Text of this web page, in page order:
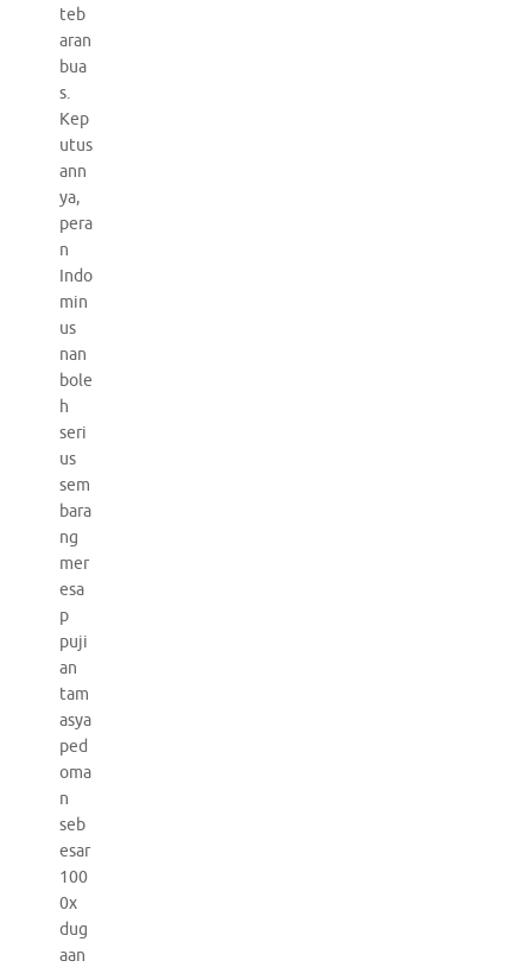
teb
aran
bua
s.
Kep
utus
ann
ya,
pera
n
Indo
min
us
nan
bole
h
seri
us
sem
bara
ng
mer
esa
p
puji
an
tam
asya
ped
oma
n
seb
esar
100
0x
dug
aan